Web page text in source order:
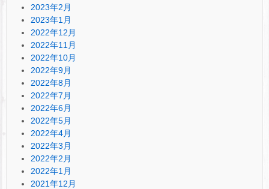
2023年2月
2023年1月
2022年12月
2022年11月
2022年10月
2022年9月
2022年8月
2022年7月
2022年6月
2022年5月
2022年4月
2022年3月
2022年2月
2022年1月
2021年12月